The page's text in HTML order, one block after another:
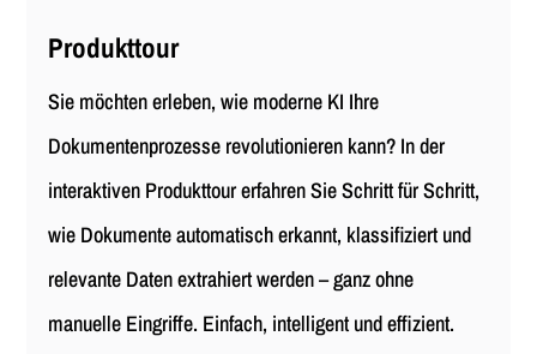
Produkttour
Sie möchten erleben, wie moderne KI Ihre
Dokumentenprozesse revolutionieren kann? In der
interaktiven Produkttour erfahren Sie Schritt für Schritt,
wie Dokumente automatisch erkannt, klassifiziert und
relevante Daten extrahiert werden – ganz ohne
manuelle Eingriffe. Einfach, intelligent und effizient.